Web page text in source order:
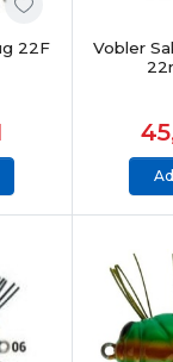
control,
indiferent de
22F
Vobler